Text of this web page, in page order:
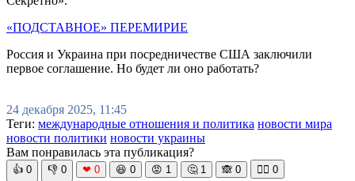
«ПОДСТАВНОЕ» ПЕРЕМИРИЕ
Россия и Украина при посредничестве США заключили
первое соглашение. Но будет ли оно работать?
24 декабря 2025, 11:45
Теги: международные отношения и политика новости мира
новости политики новости украины
Вам понравилась эта публикация?
👍 0 👎 0 ❤ 0 😆 0 😡 1 🤔 1 🙈 0 🧘‍♀️ 0